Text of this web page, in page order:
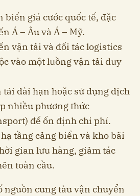
biến giá cước quốc tế, đặc
Á – Âu và Á – Mỹ.
vận tải và đối tác logistics
vào một luồng vận tải duy
tải dài hạn hoặc sử dụng dịch
nhiều phương thức
để ổn định chi phí.
tầng cảng biển và kho bãi
gian lưu hàng, giảm tác
toàn cầu.
nguồn cung tàu vận chuyển